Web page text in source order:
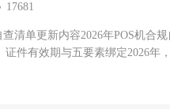
17681
查清单更新内容2026年POS机合
证件有效期与五要素绑定‌2026年